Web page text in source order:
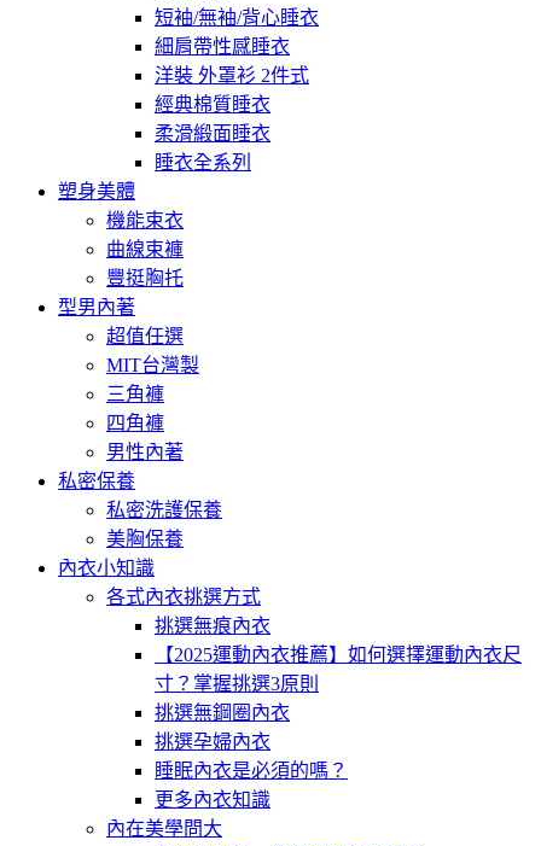
短袖/無袖/背心睡衣
細肩帶性感睡衣
洋裝 外罩衫 2件式
經典棉質睡衣
柔滑緞面睡衣
睡衣全系列
塑身美體
機能束衣
曲線束褲
豐挺胸托
型男內著
超值任選
MIT台灣製
三角褲
四角褲
男性內著
私密保養
私密洗護保養
美胸保養
內衣小知識
各式內衣挑選方式
挑選無痕內衣
【2025運動內衣推薦】如何選擇運動內衣尺
寸？掌握挑選3原則
挑選無鋼圈內衣
挑選孕婦內衣
睡眠內衣是必須的嗎？
更多內衣知識
內在美學問大